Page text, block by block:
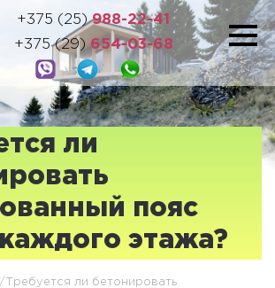
+375 (25)988-22-41
+375 (29)654-03-68
ли
пояс
этажа?
/
Требуется ли бетонировать